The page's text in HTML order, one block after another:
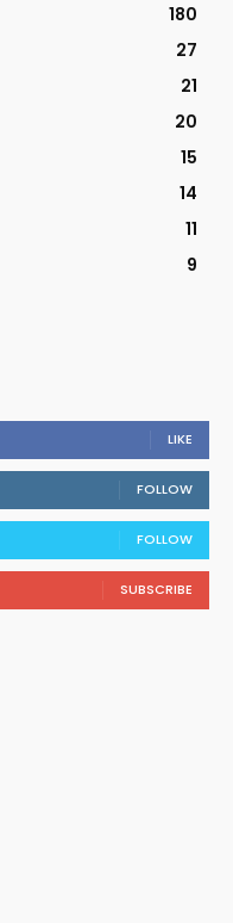
180
27
21
20
15
14
11
9
LIKE
FOLLOW
FOLLOW
SUBSCRIBE